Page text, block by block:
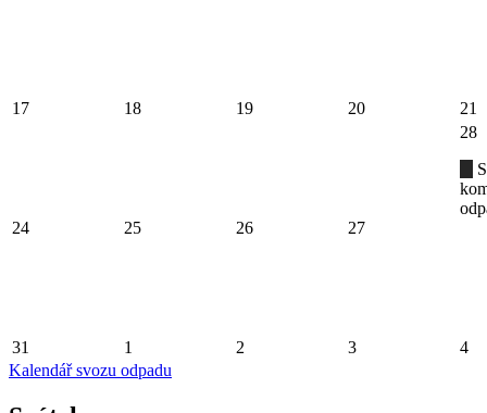
17 18 19 20 21
24 25 26 27
28
31 1 2 3
4
Kalendář svozu odpadu